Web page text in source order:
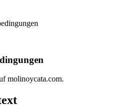
molinoycata.com.